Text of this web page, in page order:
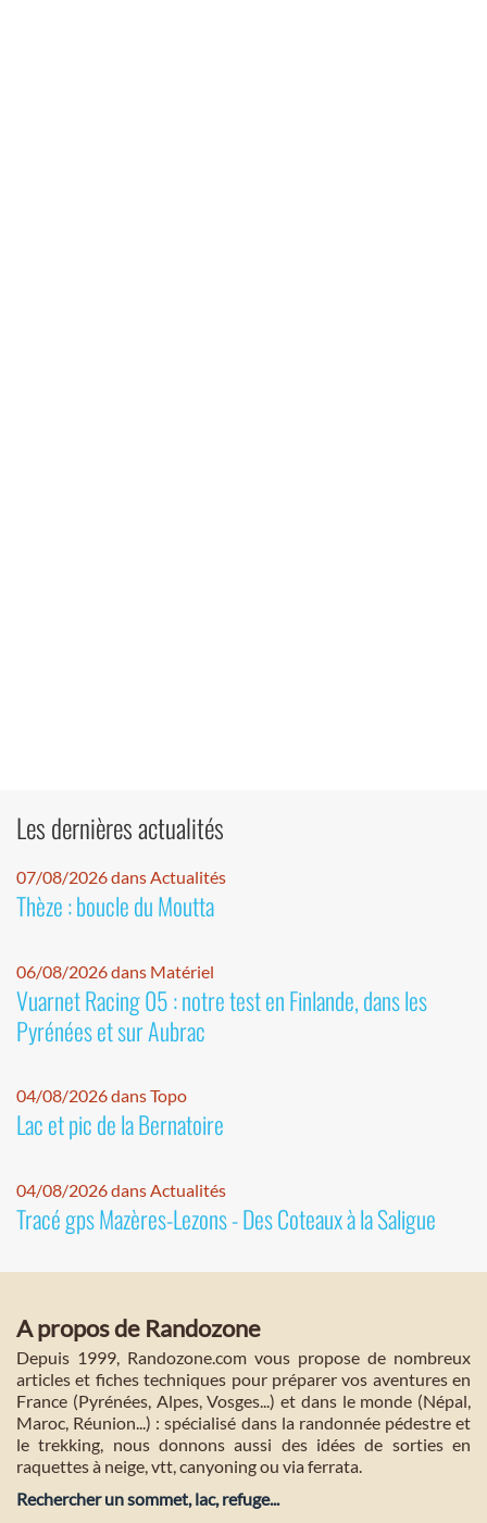
Les dernières actualités
07/08/2026 dans Actualités
Thèze : boucle du Moutta
06/08/2026 dans Matériel
Vuarnet Racing 05 : notre test en Finlande, dans les
Pyrénées et sur Aubrac
04/08/2026 dans Topo
Lac et pic de la Bernatoire
04/08/2026 dans Actualités
Tracé gps Mazères-Lezons - Des Coteaux à la Saligue
A propos de Randozone
Depuis 1999, Randozone.com vous propose de nombreux
articles et fiches techniques pour préparer vos aventures en
France (Pyrénées, Alpes, Vosges...) et dans le monde (Népal,
Maroc, Réunion...) : spécialisé dans la randonnée pédestre et
le trekking, nous donnons aussi des idées de sorties en
raquettes à neige, vtt, canyoning ou via ferrata.
Rechercher un sommet, lac, refuge...